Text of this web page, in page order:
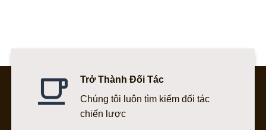
Trở Thành Đối Tác
Chúng tôi luôn tìm kiếm đối tác
chiến lược